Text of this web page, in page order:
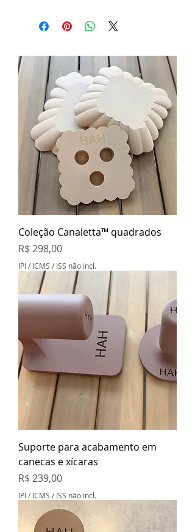
Coleção Canaletta™ quadrados
Preço
R$ 298,00
IPI / ICMS / ISS não incl.
Suporte para acabamento em
canecas e xícaras
Preço
R$ 239,00
IPI / ICMS / ISS não incl.